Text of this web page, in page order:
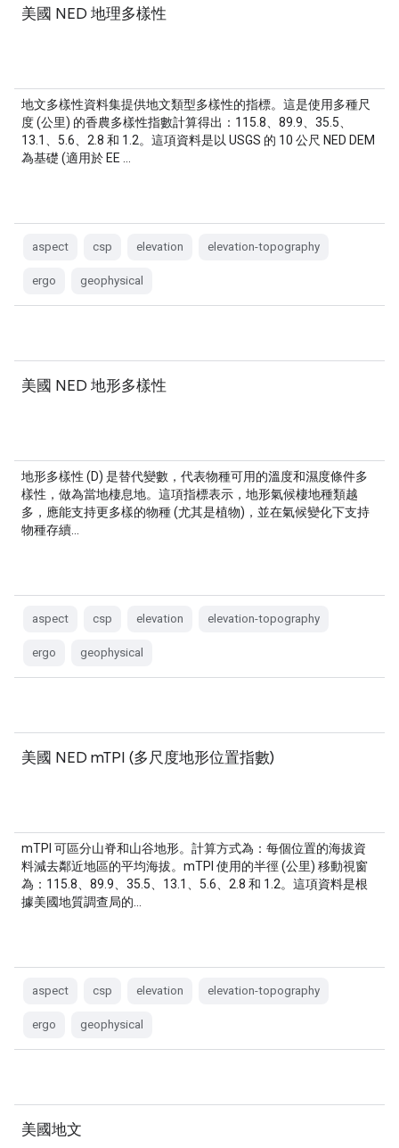
美國 NED 地理多樣性
地文多樣性資料集提供地文類型多樣性的指標。這是使用多種尺
度 (公里) 的香農多樣性指數計算得出：115.8、89.9、35.5、
13.1、5.6、2.8 和 1.2。這項資料是以 USGS 的 10 公尺 NED DEM
為基礎 (適用於 EE …
aspect csp elevation elevation-topography
ergo geophysical
美國 NED 地形多樣性
地形多樣性 (D) 是替代變數，代表物種可用的溫度和濕度條件多
樣性，做為當地棲息地。這項指標表示，地形氣候棲地種類越
多，應能支持更多樣的物種 (尤其是植物)，並在氣候變化下支持
物種存續…
aspect csp elevation elevation-topography
ergo geophysical
美國 NED mTPI (多尺度地形位置指數)
mTPI 可區分山脊和山谷地形。計算方式為：每個位置的海拔資
料減去鄰近地區的平均海拔。mTPI 使用的半徑 (公里) 移動視窗
為：115.8、89.9、35.5、13.1、5.6、2.8 和 1.2。這項資料是根
據美國地質調查局的…
aspect csp elevation elevation-topography
ergo geophysical
美國地文